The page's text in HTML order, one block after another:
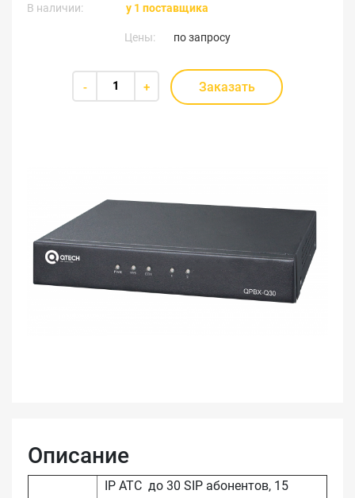
В наличии:
у 1 поставщика
Цены: по запросу
- + Заказать
Описание
IP АТС до 30 SIP абонентов, 15